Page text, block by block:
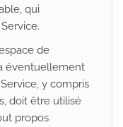
qui
de
éventuellement
y compris
doit être utilisé
propos